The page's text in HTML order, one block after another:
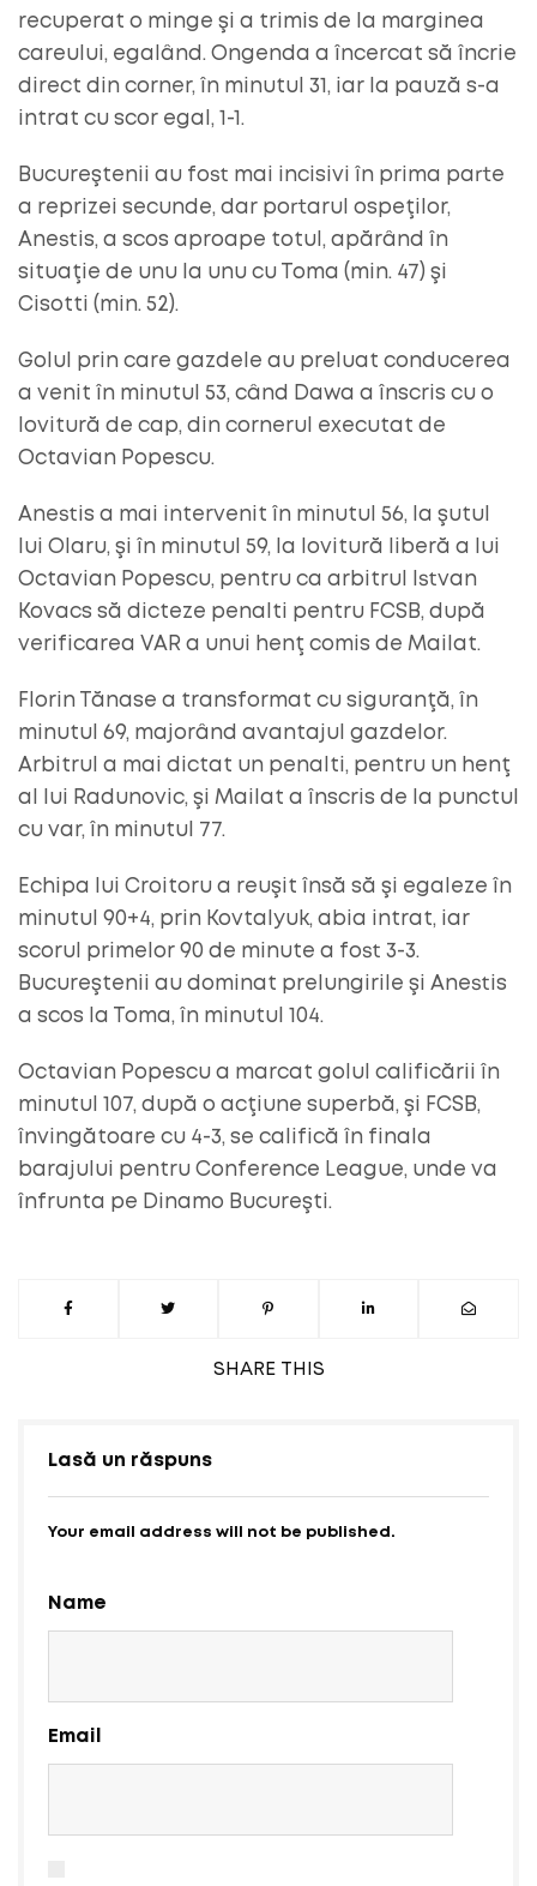
SHARE THIS
recuperat o minge şi a trimis de la marginea
careului, egalând. Ongenda a încercat să încrie
direct din corner, în minutul 31, iar la pauză s-a
intrat cu scor egal, 1-1.
Bucureştenii au fost mai incisivi în prima parte
a reprizei secunde, dar portarul ospeţilor,
Anestis, a scos aproape totul, apărând în
situaţie de unu la unu cu Toma (min. 47) şi
Cisotti (min. 52).
Golul prin care gazdele au preluat conducerea
a venit în minutul 53, când Dawa a înscris cu o
lovitură de cap, din cornerul executat de
Octavian Popescu.
Anestis a mai intervenit în minutul 56, la şutul
lui Olaru, şi în minutul 59, la lovitură liberă a lui
Octavian Popescu, pentru ca arbitrul Istvan
Kovacs să dicteze penalti pentru FCSB, după
verificarea VAR a unui henţ comis de Mailat.
Florin Tănase a transformat cu siguranţă, în
minutul 69, majorând avantajul gazdelor.
Arbitrul a mai dictat un penalti, pentru un henţ
al lui Radunovic, şi Mailat a înscris de la punctul
cu var, în minutul 77.
Echipa lui Croitoru a reuşit însă să şi egaleze în
minutul 90+4, prin Kovtalyuk, abia intrat, iar
scorul primelor 90 de minute a fost 3-3.
Bucureştenii au dominat prelungirile şi Anestis
a scos la Toma, în minutul 104.
Octavian Popescu a marcat golul calificării în
minutul 107, după o acţiune superbă, şi FCSB,
învingătoare cu 4-3, se califică în finala
barajului pentru Conference League, unde va
înfrunta pe Dinamo Bucureşti.
Lasă un răspuns
Your email address will not be published.
Name
Email